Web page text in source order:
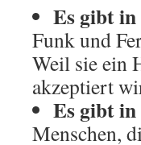
Es gibt
Funk und
Weil sie ein
akzeptiert
Es gibt
Menschen,